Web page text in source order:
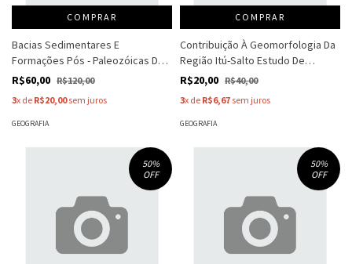
COMPRAR
Bacias Sedimentares E
Formações Pós - Paleozóicas Do
Brasil - I. M. Brito
R$60,00 R$120,00
3x de R$20,00sem juros
GEOGRAFIA
COMPRAR
Contribuição À Geomorfologia Da
Região Itú-Salto Estudo De
Formações - May Christina
R$20,00 R$40,00
3x de R$6,67 sem juros
GEOGRAFIA
50%
OFF
50%
OFF